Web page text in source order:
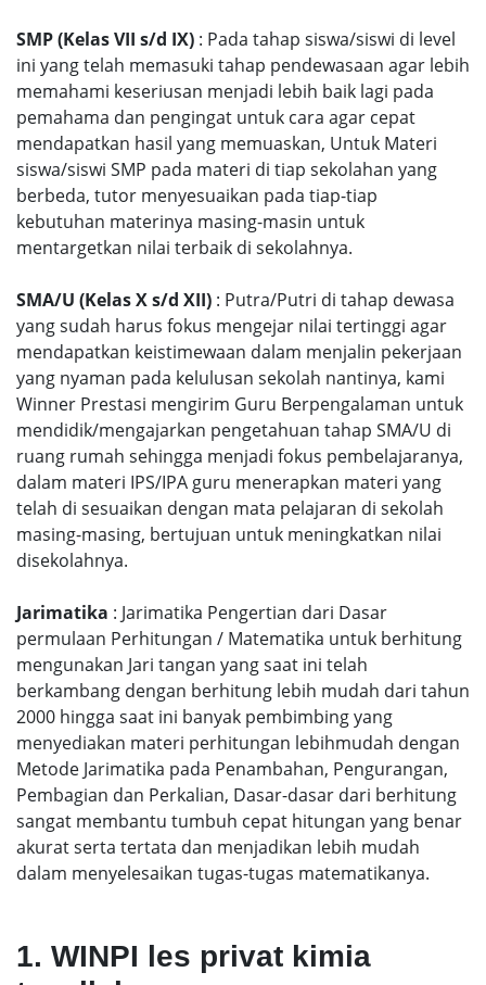
SMP (Kelas VII s/d IX) : Pada tahap siswa/siswi di level
ini yang telah memasuki tahap pendewasaan agar lebih
memahami keseriusan menjadi lebih baik lagi pada
pemahama dan pengingat untuk cara agar cepat
mendapatkan hasil yang memuaskan, Untuk Materi
siswa/siswi SMP pada materi di tiap sekolahan yang
berbeda, tutor menyesuaikan pada tiap-tiap
kebutuhan materinya masing-masin untuk
mentargetkan nilai terbaik di sekolahnya.
SMA/U (Kelas X s/d XII) : Putra/Putri di tahap dewasa
yang sudah harus fokus mengejar nilai tertinggi agar
mendapatkan keistimewaan dalam menjalin pekerjaan
yang nyaman pada kelulusan sekolah nantinya, kami
Winner Prestasi mengirim Guru Berpengalaman untuk
mendidik/mengajarkan pengetahuan tahap SMA/U di
ruang rumah sehingga menjadi fokus pembelajaranya,
dalam materi IPS/IPA guru menerapkan materi yang
telah di sesuaikan dengan mata pelajaran di sekolah
masing-masing, bertujuan untuk meningkatkan nilai
disekolahnya.
Jarimatika : Jarimatika Pengertian dari Dasar
permulaan Perhitungan / Matematika untuk berhitung
mengunakan Jari tangan yang saat ini telah
berkambang dengan berhitung lebih mudah dari tahun
2000 hingga saat ini banyak pembimbing yang
menyediakan materi perhitungan lebihmudah dengan
Metode Jarimatika pada Penambahan, Pengurangan,
Pembagian dan Perkalian, Dasar-dasar dari berhitung
sangat membantu tumbuh cepat hitungan yang benar
akurat serta tertata dan menjadikan lebih mudah
dalam menyelesaikan tugas-tugas matematikanya.
1. WINPI les privat kimia